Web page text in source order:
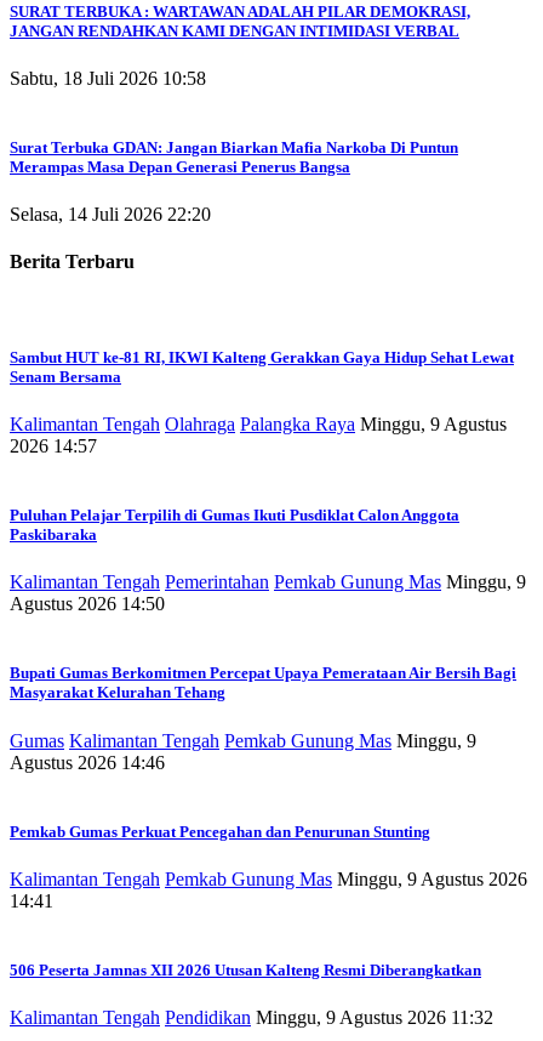
SURAT TERBUKA : WARTAWAN ADALAH PILAR DEMOKRASI,
JANGAN RENDAHKAN KAMI DENGAN INTIMIDASI VERBAL
Sabtu, 18 Juli 2026 10:58
Surat Terbuka GDAN: Jangan Biarkan Mafia Narkoba Di Puntun
Merampas Masa Depan Generasi Penerus Bangsa
Selasa, 14 Juli 2026 22:20
Berita Terbaru
Sambut HUT ke-81 RI, IKWI Kalteng Gerakkan Gaya Hidup Sehat Lewat
Senam Bersama
Kalimantan Tengah Olahraga Palangka Raya Minggu, 9 Agustus
2026 14:57
Puluhan Pelajar Terpilih di Gumas Ikuti Pusdiklat Calon Anggota
Paskibaraka
Kalimantan Tengah Pemerintahan Pemkab Gunung Mas Minggu, 9
Agustus 2026 14:50
Bupati Gumas Berkomitmen Percepat Upaya Pemerataan Air Bersih Bagi
Masyarakat Kelurahan Tehang
Gumas Kalimantan Tengah Pemkab Gunung Mas Minggu, 9
Agustus 2026 14:46
Pemkab Gumas Perkuat Pencegahan dan Penurunan Stunting
Kalimantan Tengah Pemkab Gunung Mas Minggu, 9 Agustus 2026
14:41
506 Peserta Jamnas XII 2026 Utusan Kalteng Resmi Diberangkatkan
Kalimantan Tengah Pendidikan Minggu, 9 Agustus 2026 11:32